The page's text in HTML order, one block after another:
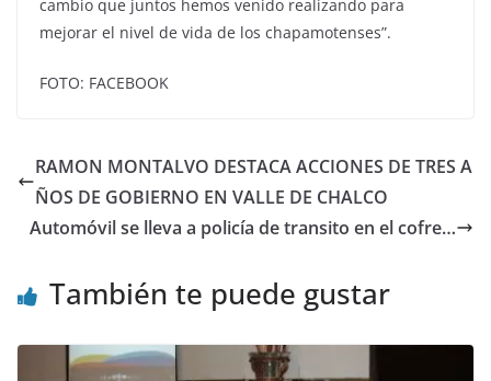
cambio que juntos hemos venido realizando para
mejorar el nivel de vida de los chapamotenses”.
FOTO: FACEBOOK
RAMON MONTALVO DESTACA ACCIONES DE TRES A
ÑOS DE GOBIERNO EN VALLE DE CHALCO
Automóvil se lleva a policía de transito en el cofre…
También te puede gustar